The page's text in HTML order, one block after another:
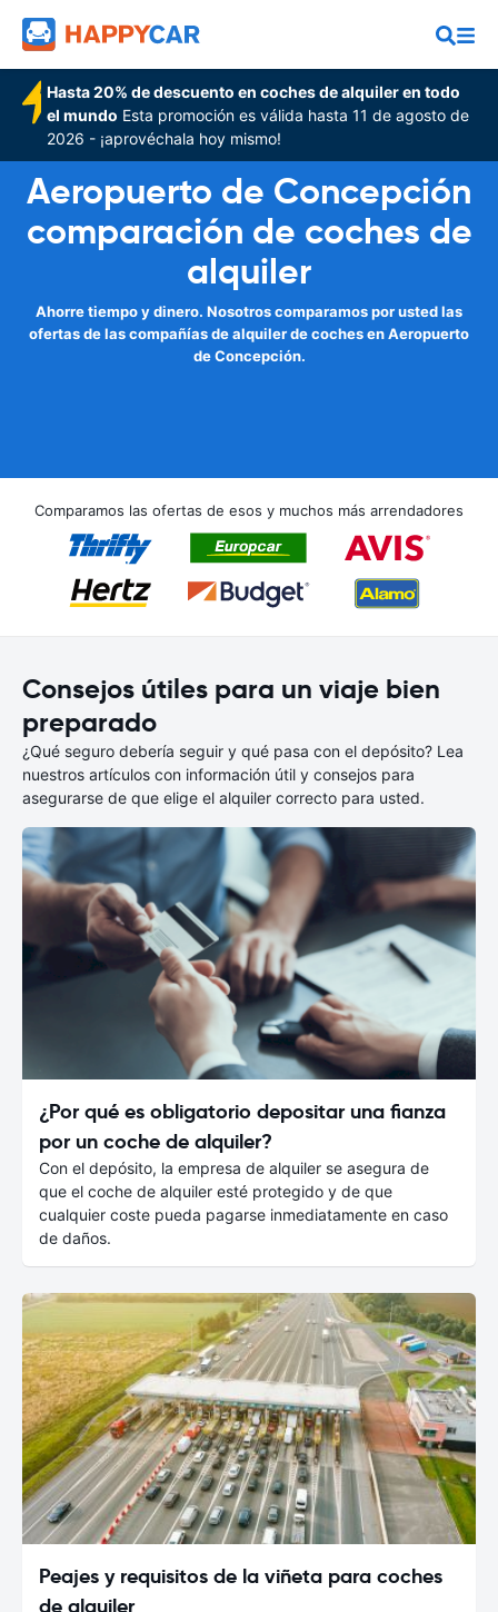
Hasta 20% de descuento en coches de alquiler en todo
el mundo Esta promoción es válida hasta 11 de agosto de
2026 - ¡aprovéchala hoy mismo!
Aeropuerto de Concepción
comparación de coches de
alquiler
Ahorre tiempo y dinero. Nosotros comparamos por usted las
ofertas de las compañías de alquiler de coches en Aeropuerto
de Concepción.
Comparamos las ofertas de esos y muchos más arrendadores
Consejos útiles para un viaje bien
preparado
¿Qué seguro debería seguir y qué pasa con el depósito? Lea
nuestros artículos con información útil y consejos para
asegurarse de que elige el alquiler correcto para usted.
¿Por qué es obligatorio depositar una fianza
por un coche de alquiler?
Con el depósito, la empresa de alquiler se asegura de
que el coche de alquiler esté protegido y de que
cualquier coste pueda pagarse inmediatamente en caso
de daños.
Peajes y requisitos de la viñeta para coches
de alquiler